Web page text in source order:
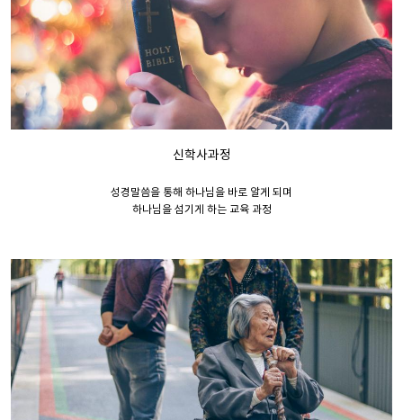
신학사과정
성경말씀을 통해 하나님을 바로 알게 되며
하나님을 섬기게 하는 교육 과정